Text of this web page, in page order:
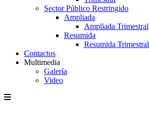
Sector Público Restringido
Ampliada
Ampliada Trimestral
Resumida
Resumida Trimestral
Contactos
Multimedia
Galería
Video